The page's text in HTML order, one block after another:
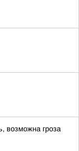
возможна гроза